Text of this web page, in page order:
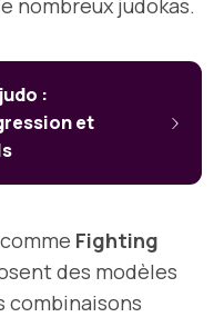
nombreux judokas.
:
et
Fighting
des modèles
combinaisons